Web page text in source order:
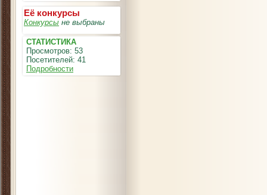
Её конкурсы
Конкурсы не выбраны
СТАТИСТИКА
Просмотров: 53
Посетителей: 41
Подробности